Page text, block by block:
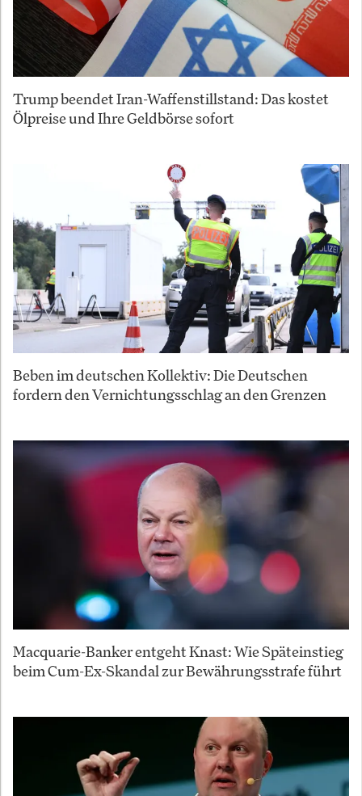
Trump beendet Iran-Waffenstillstand: Das kostet
Ölpreise und Ihre Geldbörse sofort
Beben im deutschen Kollektiv: Die Deutschen
fordern den Vernichtungsschlag an den Grenzen
Macquarie-Banker entgeht Knast: Wie Späteinstieg
beim Cum-Ex-Skandal zur Bewährungsstrafe führt